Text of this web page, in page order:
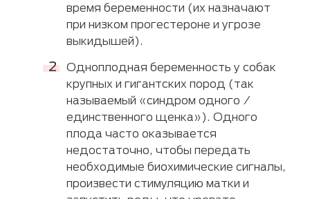
время беременности (их назначают
при низком прогестероне и угрозе
выкидышей).
Одноплодная беременность у собак
крупных и гигантских пород (так
называемый «синдром одного /
единственного щенка»). Одного
плода часто оказывается
недостаточно, чтобы передать
необходимые биохимические сигналы,
произвести стимуляцию матки и